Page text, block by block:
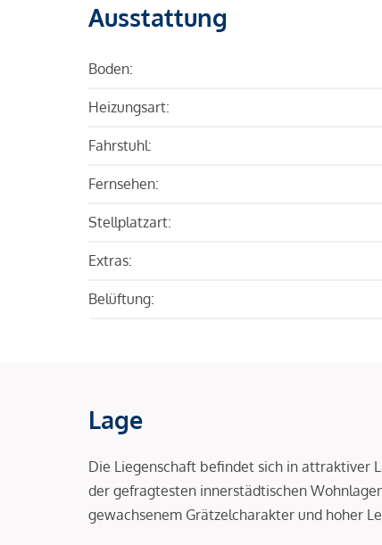
Ausstattung
Boden:
Heizungsart:
Fahrstuhl:
Fernsehen:
Stellplatzart:
Extras:
Belüftung:
Lage
Die Liegenschaft befindet sich in attraktiver
der gefragtesten innerstädtischen
gewachsenem Grätzelcharakter und hoher